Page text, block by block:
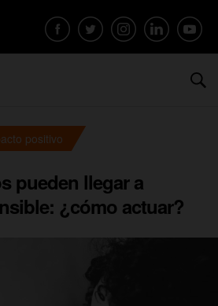
positivo
pueden llegar a
¿cómo actuar?